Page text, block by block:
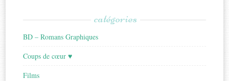
catégories
BD – Romans Graphiques
Coups de cœur ♥
Films